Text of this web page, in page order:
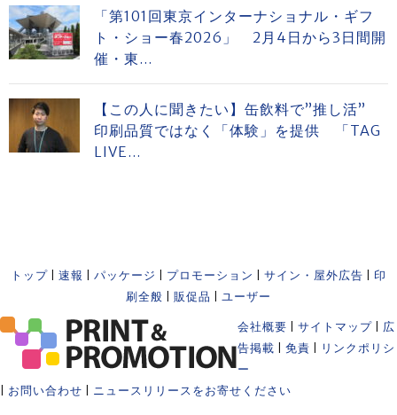
「第101回東京インターナショナル・ギフ
ト・ショー春2026」 2月4日から3日間開
催・東...
【この人に聞きたい】缶飲料で”推し活”
印刷品質ではなく「体験」を提供 「TAG
LIVE...
トップ 速報 パッケージ プロモーション サイン・屋外広告
印
刷全般
販促品 ユーザー
会社概要 サイトマップ
広
告掲載
免責
リンクポリシ
ー
お問い合わせ ニュースリリースをお寄せください